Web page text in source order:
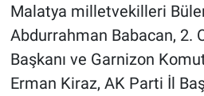
Malatya milletvekilleri
Abdurrahman Babacan, 2.
Başkanı ve Garnizon
Erman Kiraz, AK Parti İl